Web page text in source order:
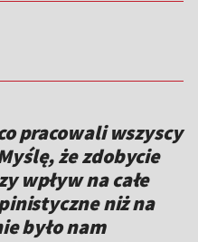
pracowali wszyscy
że zdobycie
wpływ na całe
niż na
było nam